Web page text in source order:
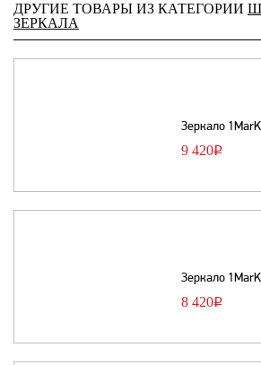
ДРУГИЕ ТОВАРЫ ИЗ КАТЕГОРИИ
ЗЕРКАЛА
Зеркало
9 420Р
Зеркало
8 420Р